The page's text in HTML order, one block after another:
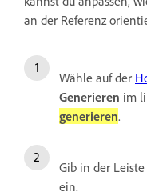
an der Referenz
Wähle auf der
Generieren im
generieren.
Gib in der
ein.